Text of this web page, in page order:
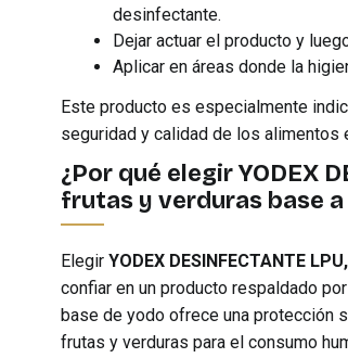
desinfectante.
Dejar actuar el producto y
Aplicar en áreas donde la
Este producto es especialmente
seguridad y calidad de los alimentos
¿Por qué elegir YODEX
frutas y verduras base a
Elegir YODEX DESINFECTANTE
confiar en un producto respaldado
base de yodo ofrece una protección
frutas y verduras para el consumo